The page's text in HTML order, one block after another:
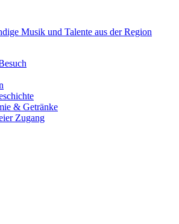
Musik und Talente aus der Region
& Getränke
Zugang